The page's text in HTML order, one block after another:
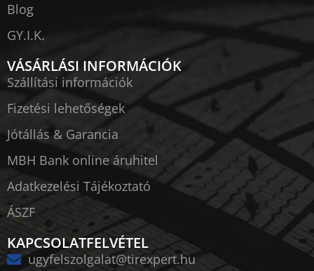
Blog
GY.I.K.
VÁSÁRLÁSI INFORMÁCIÓK
Szállítási információk
Fizetési lehetőségek
Jótállás & Garancia
MBH Bank online áruhitel
Adatkezelési Tájékoztató
ÁSZF
KAPCSOLATFELVÉTEL
ugyfelszolgalat@tirexpert.hu